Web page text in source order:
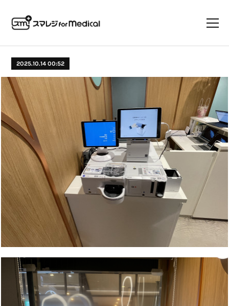
2025.10.14 00:52